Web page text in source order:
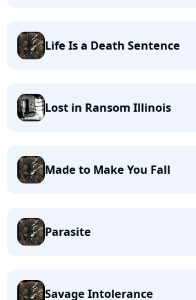
Life Is a Death Sentence
Lost in Ransom Illinois
Made to Make You Fall
Parasite
Savage Intolerance